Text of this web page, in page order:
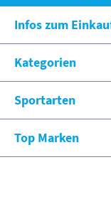
Infos zum
Kategorien
Sportarten
Top Marken